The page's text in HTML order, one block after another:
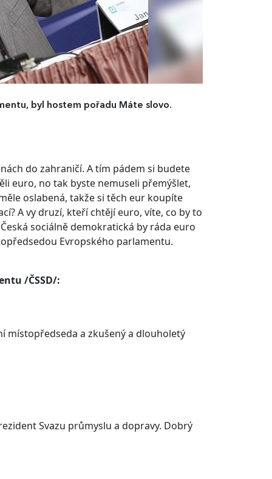
byl hostem pořadu Máte slovo.
do zahraničí. A tím pádem si budete
euro, no tak byste nemuseli přemýšlet,
oslabená, takže si těch eur koupíte
A vy druzí, kteří chtějí euro, víte, co by to
sociálně demokratická by ráda euro
Evropského parlamentu.
/ČSSD/:
místopředseda a zkušený a dlouholetý
Svazu průmyslu a dopravy. Dobrý